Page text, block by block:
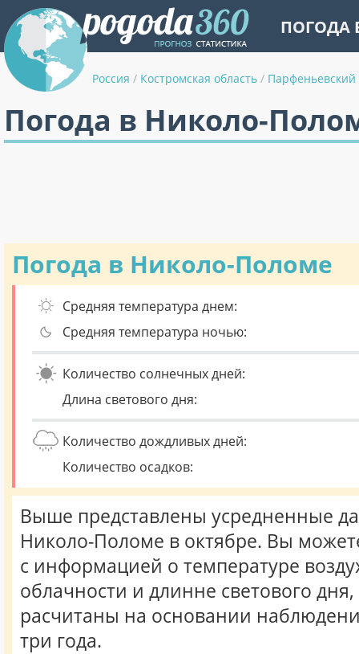
ПОГОДА
Россия / Костромская область /
Погода в Николо-
Погода в Николо-Поломе
Средняя температура днем:
Средняя температура ночью:
Количество солнечных дней:
Длина светового дня:
Количество дождливых дней:
Количество осадков:
Выше представлены усредненные
Николо-Поломе в октябре. Вы
с информацией о температуре
облачности и длинне светового
расчитаны на основании
три года.